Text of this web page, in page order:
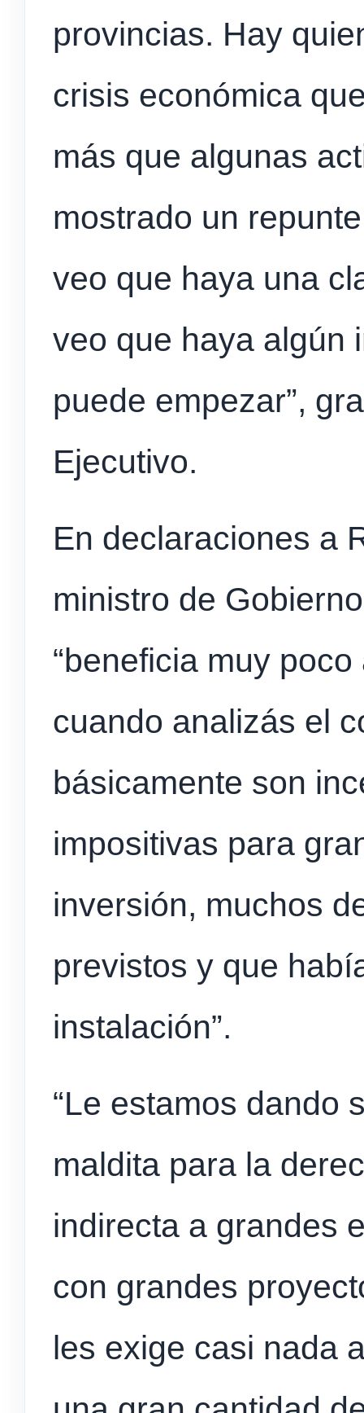
provincias. Hay
crisis económica
más que algunas
mostrado un
veo que haya una
veo que haya algún
puede empezar”,
Ejecutivo.
En declaraciones a
ministro de
“beneficia muy
cuando analizás el
básicamente son
impositivas para
inversión, muchos
previstos y que
instalación”.
“Le estamos dando
maldita para la
indirecta a grandes
con grandes
les exige casi nada